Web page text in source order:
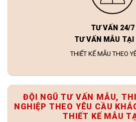
TƯ VẤN 24/7
TƯ VẤN MẪU TẠI
THIẾT KẾ MẪU THEO
ĐỘI NGŨ TƯ VẤN MẪU, THI
NGHIỆP THEO YÊU CẦU
THIẾT KẾ MẪU